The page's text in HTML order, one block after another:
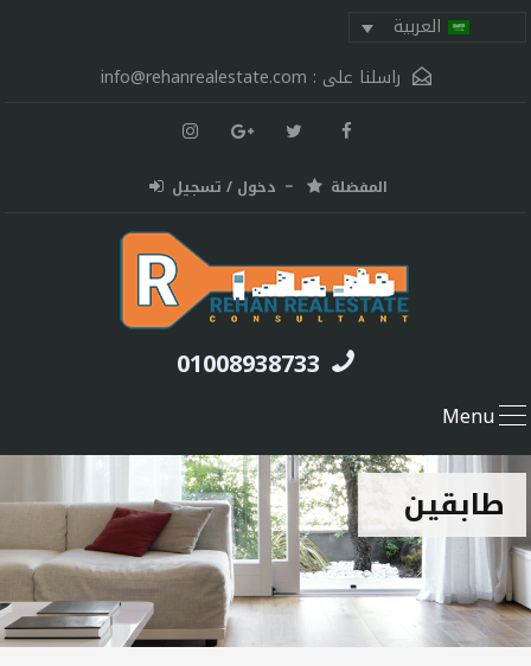
العربية
راسلنا على :info@rehanrealestate.com
المفضلة دخول / تسجيل
01008938733
Menu
طابقين